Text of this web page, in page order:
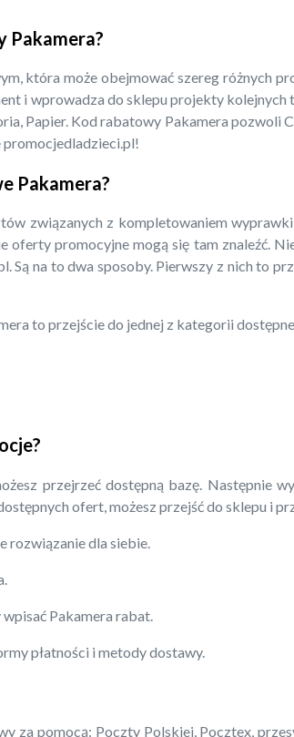
Pakamera?
która może obejmować szereg różnych
i wprowadza do sklepu projekty
Papier. Kod rabatowy Pakamera pozwoli
promocjedladzieci.pl!
Pakamera?
związanych z kompletowaniem
oferty promocyjne mogą się tam
Są na to dwa sposoby. Pierwszy z nich to
to przejście do jednej z kategorii
przejrzeć dostępną bazę. Następnie
ofert, możesz przejść do sklepu i
rozwiązanie dla siebie.
Pakamera rabat.
płatności i metody dostawy.
za pomocą: Poczty Polskiej, Pocztex,